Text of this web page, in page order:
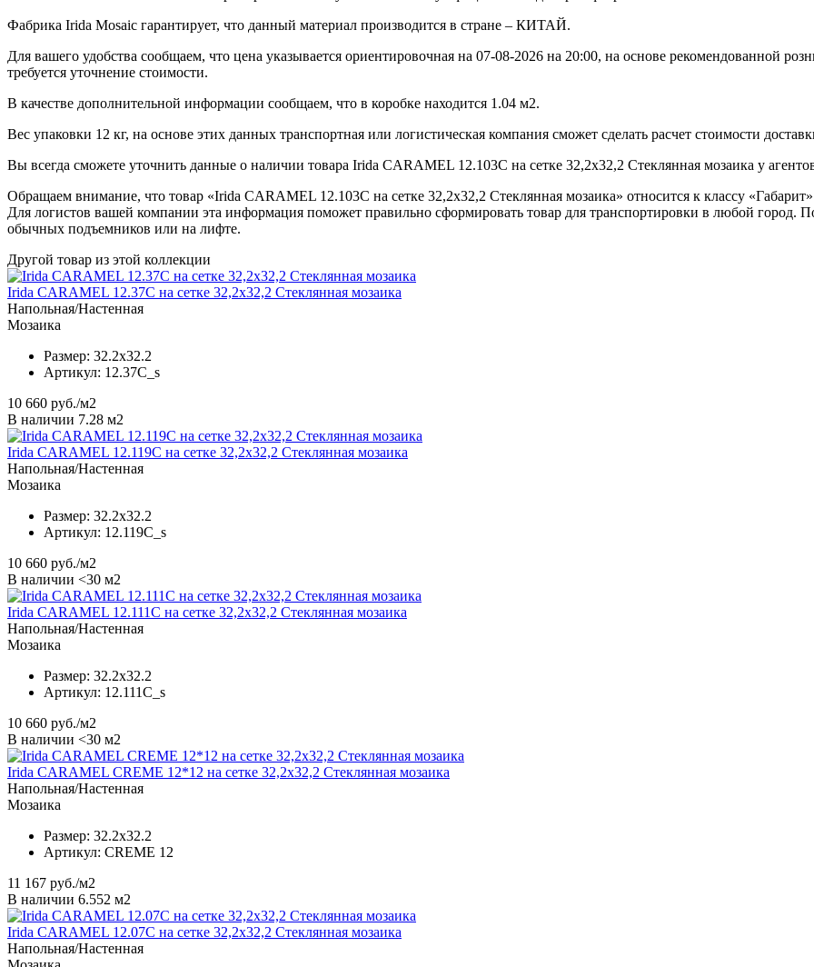
Фабрика Irida Mosaic гарантирует, что данный материал производится в стране – КИТАЙ.
Для вашего удобства сообщаем, что цена указывается ориентировочная на 07-08-2026 на 20:00, на основе рекомендованной
требуется уточнение стоимости.
В качестве дополнительной информации сообщаем, что в коробке находится 1.04 м2.
Вес упаковки 12 кг, на основе этих данных транспортная или логистическая компания сможет сделать расчет стоимости
Вы всегда сможете уточнить данные о наличии товара Irida CARAMEL 12.103C на сетке 32,2x32,2 Стеклянная мозаика у
Обращаем внимание, что товар «Irida CARAMEL 12.103C на сетке 32,2x32,2 Стеклянная мозаика» относится к классу
Для логистов вашей компании эта информация поможет правильно сформировать товар для транспортировки в любой
обычных подъемников или на лифте.
Другой товар из этой коллекции
Irida CARAMEL 12.37C на сетке 32,2x32,2 Стеклянная мозаика
Напольная/Настенная
Мозаика
Размер: 32.2x32.2
Артикул: 12.37C_s
10 660 руб./м2
В наличии 7.28 м2
Irida CARAMEL 12.119C на сетке 32,2x32,2 Стеклянная мозаика
Напольная/Настенная
Мозаика
Размер: 32.2x32.2
Артикул: 12.119C_s
10 660 руб./м2
В наличии <30 м2
Irida CARAMEL 12.111C на сетке 32,2x32,2 Стеклянная мозаика
Напольная/Настенная
Мозаика
Размер: 32.2x32.2
Артикул: 12.111C_s
10 660 руб./м2
В наличии <30 м2
Irida CARAMEL CREME 12*12 на сетке 32,2х32,2 Стеклянная мозаика
Напольная/Настенная
Мозаика
Размер: 32.2x32.2
Артикул: CREME 12
11 167 руб./м2
В наличии 6.552 м2
Irida CARAMEL 12.07C на сетке 32,2x32,2 Стеклянная мозаика
Напольная/Настенная